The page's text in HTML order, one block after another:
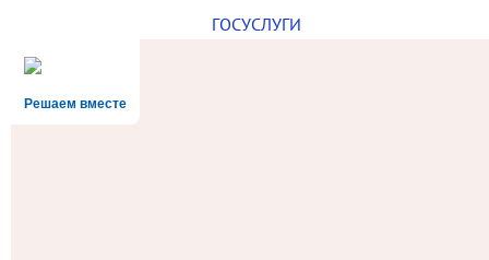
ГОСУСЛУГИ
Решаем вместе